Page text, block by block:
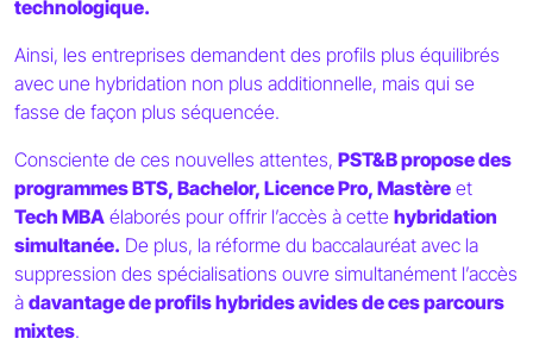
technologique.
Ainsi, les entreprises demandent des profils plus équilibrés
avec une hybridation non plus additionnelle, mais qui se
fasse de façon plus séquencée.
Consciente de ces nouvelles attentes, PST&B propose des
programmes BTS, Bachelor, Licence Pro, Mastère et
Tech MBA élaborés pour offrir l’accès à cette hybridation
simultanée. De plus, la réforme du baccalauréat avec la
suppression des spécialisations ouvre simultanément l’accès
à davantage de profils hybrides avides de ces parcours
mixtes.